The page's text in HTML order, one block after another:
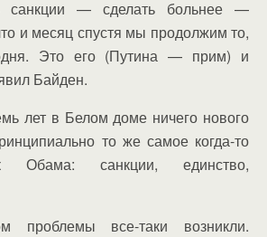
санкции — сделать больнее —
и месяц спустя мы продолжим то,
Это его (Путина — прим) и
Байден.
лет в Белом доме ничего нового
то же самое когда-то
Обама: санкции, единство,
проблемы все-таки возникли.